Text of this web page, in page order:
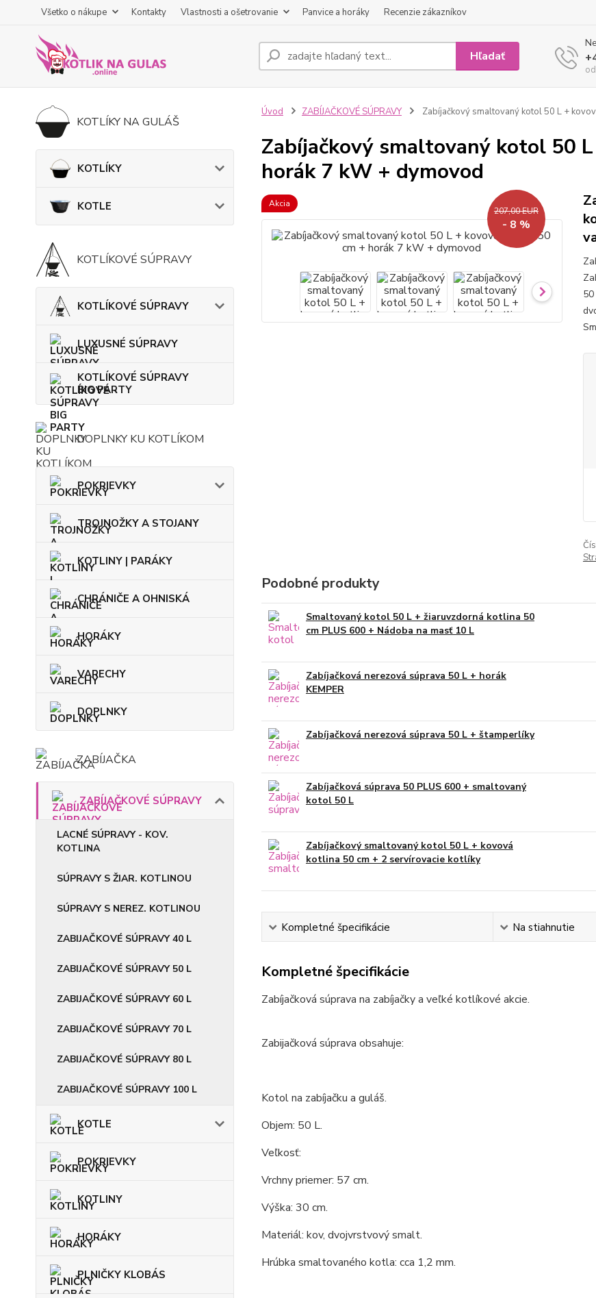
Všetko o nákupe Kontakty Vlastnosti a ošetrovanie Panvice a horáky Recenzie zákazníkov
Hľadať
KOTLÍKY NA GULÁŠ
KOTLÍKY
KOTLE
KOTLÍKOVÉ SÚPRAVY
KOTLÍKOVÉ SÚPRAVY
LUXUSNÉ SÚPRAVY
KOTLÍKOVÉ SÚPRAVY
BIG PARTY
DOPLNKY KU KOTLÍKOM
POKRIEVKY
TROJNOŽKY A STOJANY
KOTLINY | PARÁKY
CHRÁNIČE A OHNISKÁ
HORÁKY
VARECHY
DOPLNKY
ZABÍJAČKA
ZABÍJAČKOVÉ SÚPRAVY
LACNÉ SÚPRAVY - KOV.
KOTLINA
SÚPRAVY S ŽIAR. KOTLINOU
SÚPRAVY S NEREZ. KOTLINOU
ZABIJAČKOVÉ SÚPRAVY 40 L
ZABIJAČKOVÉ SÚPRAVY 50 L
ZABIJAČKOVÉ SÚPRAVY 60 L
ZABIJAČKOVÉ SÚPRAVY 70 L
ZABIJAČKOVÉ SÚPRAVY 80 L
ZABIJAČKOVÉ SÚPRAVY 100 L
KOTLE
POKRIEVKY
KOTLINY
HORÁKY
PLNIČKY KLOBÁS
Úvod ZABÍJAČKOVÉ SÚPRAVY Zabíjačkový smaltovaný kotol 50 L +
Zabíjačkový smaltovaný kotol 50
horák 7 kW + dymovod
Akcia
207,00 EUR
- 8 %
Podobné produkty
Smaltovaný kotol 50 L + žiaruvzdorná kotlina 50
cm PLUS 600 + Nádoba na masť 10 L
Zabíjačková nerezová súprava 50 L + horák
KEMPER
Zabíjačková nerezová súprava 50 L + štamperlíky
Zabíjačková súprava 50 PLUS 600 + smaltovaný
kotol 50 L
Zabíjačkový smaltovaný kotol 50 L + kovová
kotlina 50 cm + 2 servírovacie kotlíky
Kompletné špecifikácie Na stiahnutie
Kompletné špecifikácie
Zabíjačková súprava na zabíjačky a veľké kotlíkové akcie.
Zabijačková súprava obsahuje:
Kotol na zabíjačku a guláš.
Objem: 50 L.
Veľkosť:
Vrchny priemer: 57 cm.
Výška: 30 cm.
Materiál: kov, dvojvrstvový smalt.
Hrúbka smaltovaného kotla: cca 1,2 mm.